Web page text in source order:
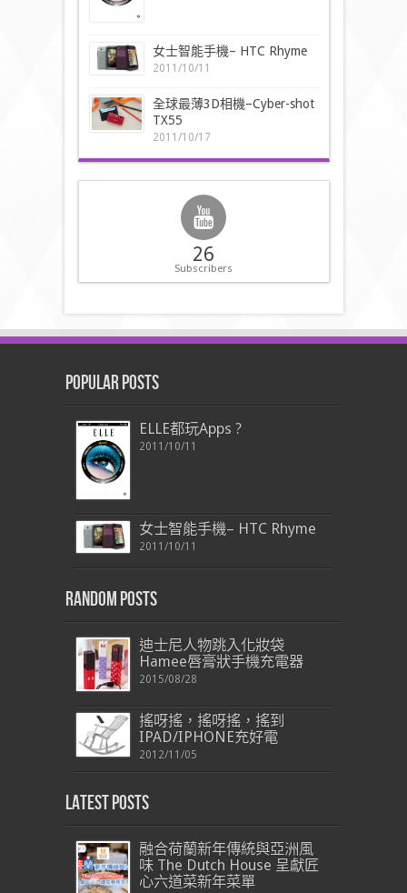
女士智能手機– HTC Rhyme
2011/10/11
全球最薄3D相機–Cyber-shot
TX55
2011/10/17
26
Subscribers
Popular Posts
ELLE都玩Apps ?
2011/10/11
女士智能手機– HTC Rhyme
2011/10/11
Random Posts
迪士尼人物跳入化妝袋
Hamee唇膏狀手機充電器
2015/08/28
搖呀搖，搖呀搖，搖到
IPAD/IPHONE充好電
2012/11/05
Latest Posts
融合荷蘭新年傳統與亞洲風
味 The Dutch House 呈獻匠
心六道菜新年菜單